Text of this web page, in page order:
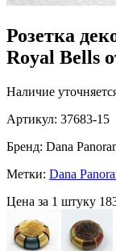
Розетка
Royal Bells
Наличие
Артикул: 37683-15
Бренд: Dana
Метки: Dana
Цена за 1 штуку